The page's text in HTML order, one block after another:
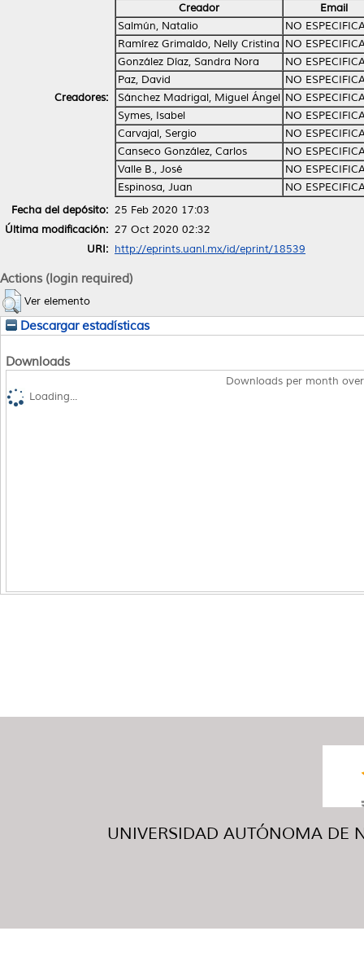
Creadores:
Creador
Email
Salmún, Natalio
NO
Ramírez Grimaldo, Nelly Cristina NO
González Díaz, Sandra Nora
NO
Paz, David
NO
Sánchez Madrigal, Miguel Ángel NO
Symes, Isabel
NO
Carvajal, Sergio
NO
Canseco González, Carlos
NO
Valle B., José
NO
Espinosa, Juan
NO
Fecha del depósito: 25 Feb 2020 17:03
Última modificación: 27 Oct 2020 02:32
URI: http://eprints.uanl.mx/id/eprint/18539
Actions (login required)
Ver elemento
Descargar estadísticas
Downloads
Downloads per month
Loading...
UNIVERSIDAD AUTÓNOMA DE